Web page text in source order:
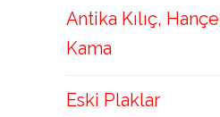
Antika Kılıç,
Kama
Eski Plaklar